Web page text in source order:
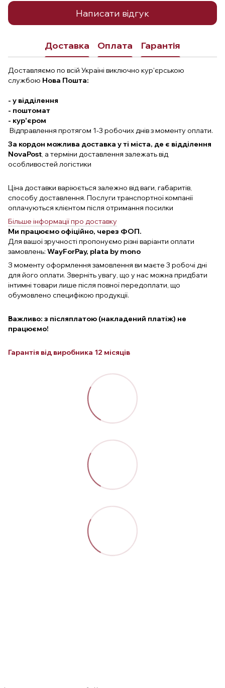
Написати відгук
Доставка Оплата Гарантія
Доставляємо по всій Україні виключно кур'єрською
службою Нова Пошта:
- у відділення
- поштомат
- кур'єром
Відправлення протягом 1-3 робочих днів з моменту оплати.
За кордон можлива доставка у ті міста, де є відділення
NovaPost, а терміни доставлення залежать від
особливостей логістики
Ціна доставки варіюється залежно від ваги, габаритів,
способу доставлення. Послуги транспортної компанії
оплачуються клієнтом після отримання посилки
Більше інформації про доставку
Ми працюємо офіційно, через ФОП.
Для вашої зручності пропонуємо різні варіанти оплати
замовлень: WayForPay, plata by mono
З моменту оформлення замовлення ви маєте 3 робочі дні
для його оплати. Зверніть увагу, що у нас можна придбати
інтимні товари лише після повної передоплати, що
обумовлено специфікою продукції.
Важливо: з післяплатою (накладений платіж) не
працюємо!
Гарантія від виробника 12 місяців